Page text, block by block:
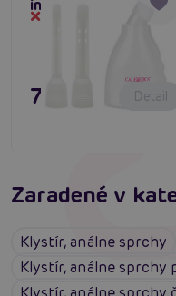
intímna sprcha
7,80 € Detail
Zaradené v
Klystír, análne sprchy
Klystír, análne sprchy